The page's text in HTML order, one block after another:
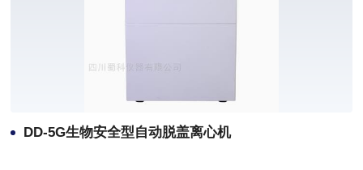
DD-5G生物安全型自动脱盖离心机